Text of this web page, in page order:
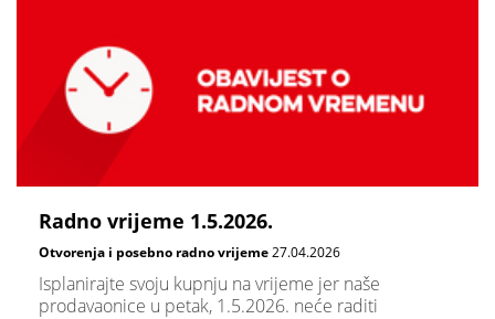
Radno vrijeme 1.5.2026.
Otvorenja i posebno radno vrijeme27.04.2026
Isplanirajte svoju kupnju na vrijeme jer naše
prodavaonice u petak, 1.5.2026. neće raditi